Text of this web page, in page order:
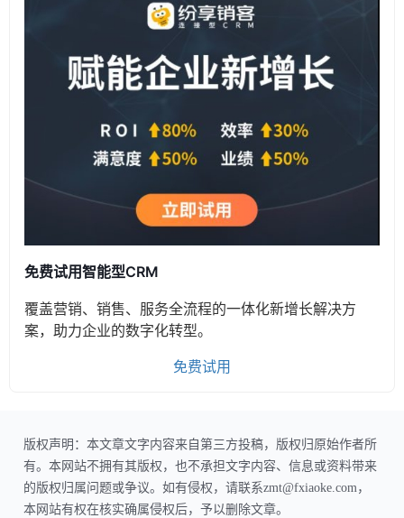
免费试用智能型CRM
覆盖营销、销售、服务全流程的一体化新增长解决方
案，助力企业的数字化转型。
免费试用
版权声明：本文章文字内容来自第三方投稿，版权归原始作者所
有。本网站不拥有其版权，也不承担文字内容、信息或资料带来
的版权归属问题或争议。如有侵权，请联系zmt@fxiaoke.com，
本网站有权在核实确属侵权后，予以删除文章。